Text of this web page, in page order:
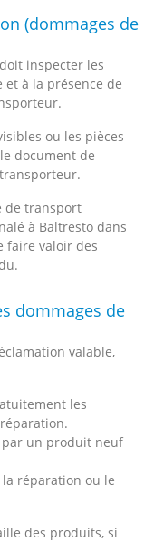
(dommages de
inspecter les
à la présence de
ou les pièces
document de
de transport
à Baltresto dans
faire valoir des
dommages de
valable,
les
un produit neuf
réparation ou le
des produits, si